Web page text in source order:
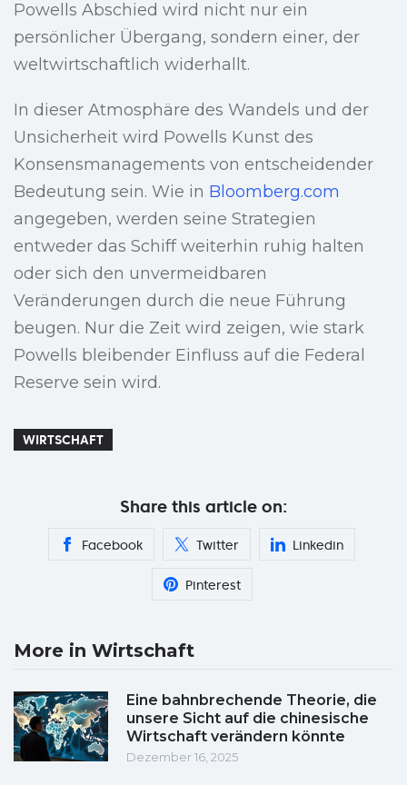
Powells Abschied wird nicht nur ein
persönlicher Übergang, sondern einer, der
weltwirtschaftlich widerhallt.
In dieser Atmosphäre des Wandels und der
Unsicherheit wird Powells Kunst des
Konsensmanagements von entscheidender
Bedeutung sein. Wie in Bloomberg.com
angegeben, werden seine Strategien
entweder das Schiff weiterhin ruhig halten
oder sich den unvermeidbaren
Veränderungen durch die neue Führung
beugen. Nur die Zeit wird zeigen, wie stark
Powells bleibender Einfluss auf die Federal
Reserve sein wird.
WIRTSCHAFT
Share this article on:
Facebook Twitter Linkedin
Pinterest
More in Wirtschaft
Eine bahnbrechende Theorie, die
unsere Sicht auf die chinesische
Wirtschaft verändern könnte
Dezember 16, 2025